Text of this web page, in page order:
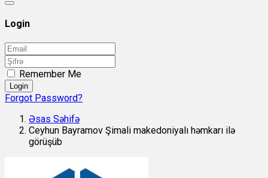
Login
Remember Me
Login
Forgot Password?
Əsas Səhifə
Ceyhun Bayramov Şimali makedoniyalı həmkarı ilə
görüşüb